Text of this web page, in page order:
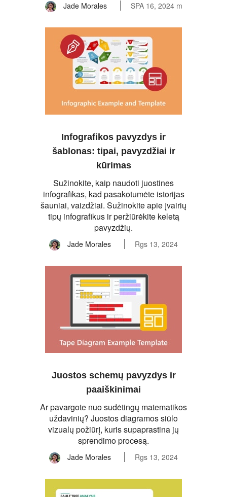
Jade Morales SPA 16, 2024 m
Infografikos pavyzdys ir
šablonas: tipai, pavyzdžiai ir
kūrimas
Sužinokite, kaip naudoti juostines
infografikas, kad pasakotumėte istorijas
šauniai, vaizdžiai. Sužinokite apie įvairių
tipų infografikus ir peržiūrėkite keletą
pavyzdžių.
Jade Morales Rgs 13, 2024
Juostos schemų pavyzdys ir
paaiškinimai
Ar pavargote nuo sudėtingų matematikos
uždavinių? Juostos diagramos siūlo
vizualų požiūrį, kuris supaprastina jų
sprendimo procesą.
Jade Morales Rgs 13, 2024